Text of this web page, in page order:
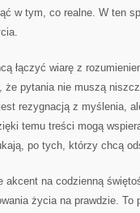
w tym, co realne. W ten
łączyć wiarę z
pytania nie muszą
rezygnacją z myślenia,
temu treści mogą
po tych, którzy chcą
na codzienną
życia na prawdzie. To